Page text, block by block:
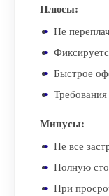
Плюсы:
Не
Быстрое
Минусы:
Не все
Полную
При